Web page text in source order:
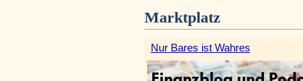
Marktplatz
Nur Bares ist Wahres